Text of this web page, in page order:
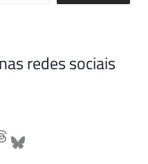
redes sociais